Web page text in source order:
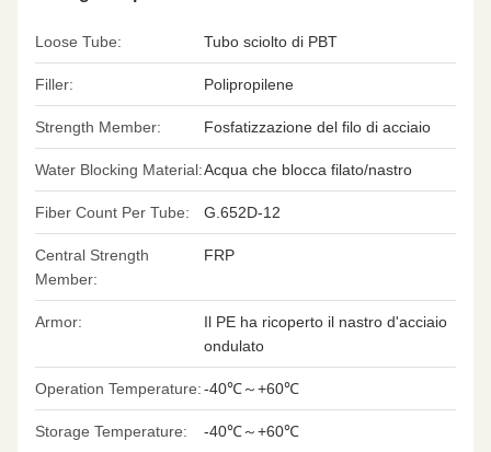
Loose Tube: Tubo sciolto di PBT
Filler: Polipropilene
Strength Member: Fosfatizzazione del filo di acciaio
Water Blocking Material:Acqua che blocca filato/nastro
Fiber Count Per Tube: G.652D-12
Central Strength
Member:
FRP
Armor:
Il PE ha ricoperto il nastro d'acciaio
ondulato
Operation Temperature:-40℃～+60℃
Storage Temperature: -40℃～+60℃